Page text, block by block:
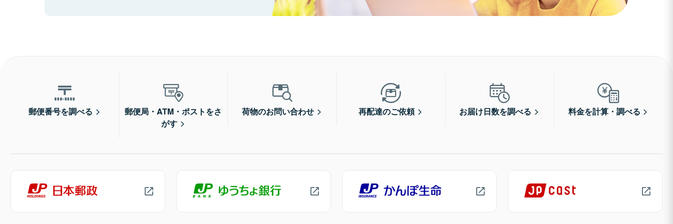
郵便番号を調べる
郵便局・ATM・ポストをさ
がす
荷物のお問い合わせ 再配達のご依頼 お届け日数を調べる 料金を計算・調べる